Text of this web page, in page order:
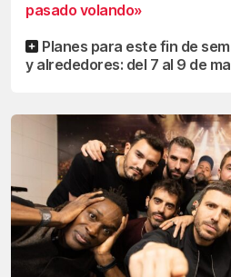
pasado volando»
Planes para este fin de
y alrededores: del 7 al 9 de